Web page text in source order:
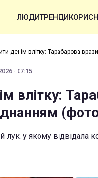
ЛЮДИТРЕНДИ
денім влітку: Тарабарова
· 07:15
влітку:
лук, у якому відвідала